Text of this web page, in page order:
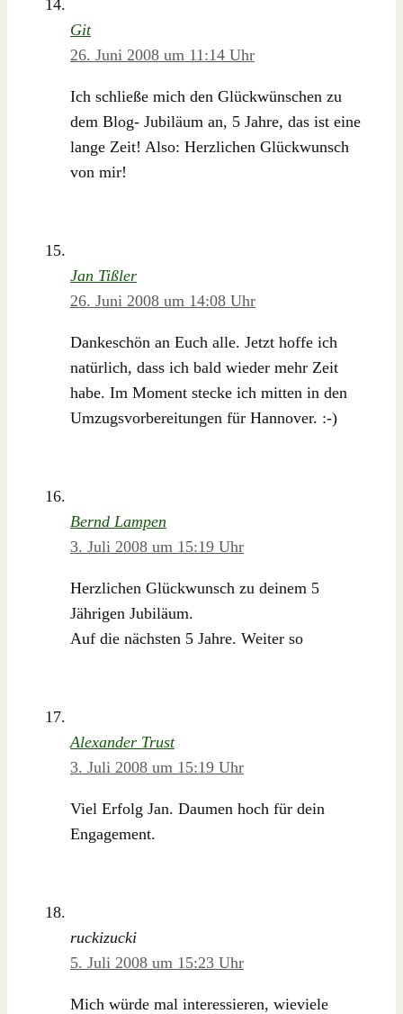
Git
26. Juni 2008 um 11:14 Uhr
Ich schließe mich den Glückwünschen zu
dem Blog- Jubiläum an, 5 Jahre, das ist eine
lange Zeit! Also: Herzlichen Glückwunsch
von mir!
Jan Tißler
26. Juni 2008 um 14:08 Uhr
Dankeschön an Euch alle. Jetzt hoffe ich
natürlich, dass ich bald wieder mehr Zeit
habe. Im Moment stecke ich mitten in den
Umzugsvorbereitungen für Hannover. :-)
Bernd Lampen
3. Juli 2008 um 15:19 Uhr
Herzlichen Glückwunsch zu deinem 5
Jährigen Jubiläum.
Auf die nächsten 5 Jahre. Weiter so
Alexander Trust
3. Juli 2008 um 15:19 Uhr
Viel Erfolg Jan. Daumen hoch für dein
Engagement.
ruckizucki
5. Juli 2008 um 15:23 Uhr
Mich würde mal interessieren, wieviele